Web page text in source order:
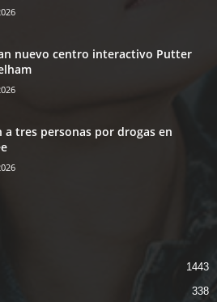
nuevo centro interactivo Putter
a tres personas por drogas en
1443
338